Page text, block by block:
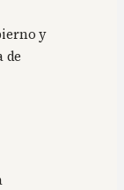
y
de